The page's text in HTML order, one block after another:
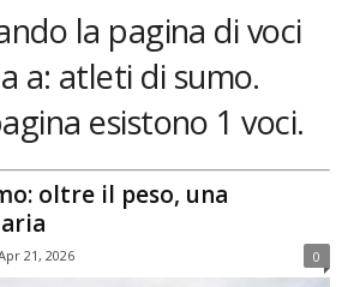
la pagina di voci
a: atleti di sumo.
esistono 1 voci.
oltre il peso, una
21, 2026 0